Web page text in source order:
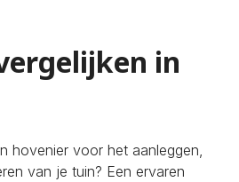
in
hovenier voor het aanleggen,
van je tuin? Een ervaren